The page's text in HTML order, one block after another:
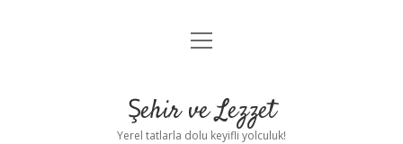
Anasayfa
Yasal Uyarı
menüyü
Şehir ve Lezzet
Yerel tatlarla dolu keyifli yolculuk!